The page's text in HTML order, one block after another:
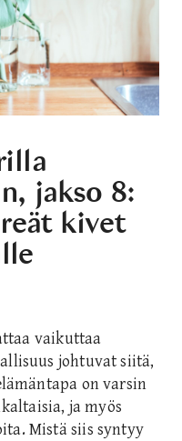
jakso 8:
kivet
vaikuttaa
johtuvat siitä,
on varsin
ja myös
Mistä siis syntyy